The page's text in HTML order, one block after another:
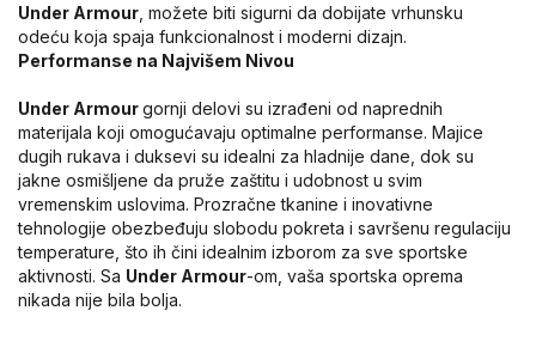
Under Armour , možete biti sigurni da dobijate vrhunsku
odeću koja spaja funkcionalnost i moderni dizajn.
Performanse na Najvišem Nivou
Under Armourgornji delovi su izrađeni od naprednih
materijala koji omogućavaju optimalne performanse. Majice
dugih rukava i duksevi su idealni za hladnije dane, dok su
jakne osmišljene da pruže zaštitu i udobnost u svim
vremenskim uslovima. Prozračne tkanine i inovativne
tehnologije obezbeđuju slobodu pokreta i savršenu regulaciju
temperature, što ih čini idealnim izborom za sve sportske
aktivnosti. Sa Under Armour-om, vaša sportska oprema
nikada nije bila bolja.